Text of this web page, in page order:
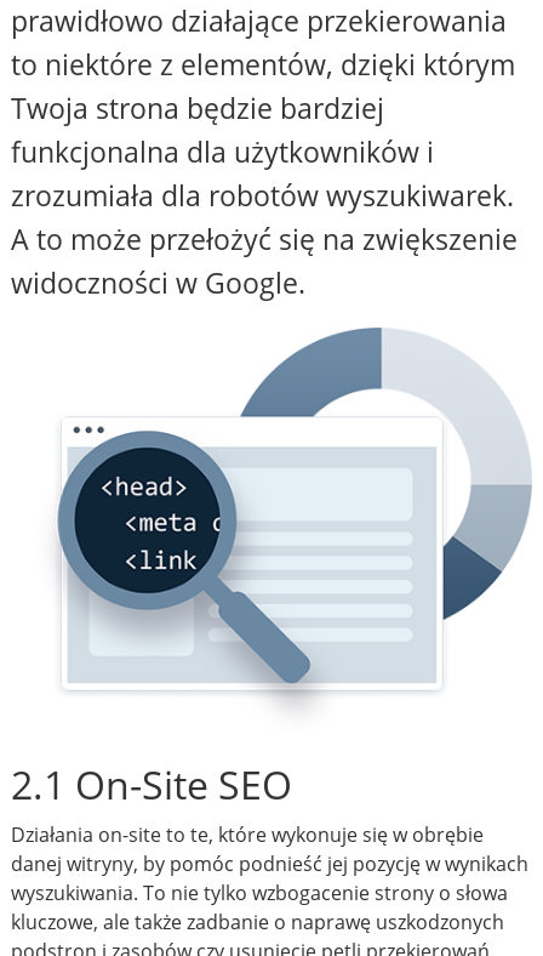
prawidłowo działające przekierowania
to niektóre z elementów, dzięki którym
Twoja strona będzie bardziej
funkcjonalna dla użytkowników i
zrozumiała dla robotów wyszukiwarek.
A to może przełożyć się na zwiększenie
widoczności w Google.
2.1 On-Site SEO
Działania on-site to te, które wykonuje się w obrębie
danej witryny, by pomóc podnieść jej pozycję w wynikach
wyszukiwania. To nie tylko wzbogacenie strony o słowa
kluczowe, ale także zadbanie o naprawę uszkodzonych
podstron i zasobów czy usunięcie pętli przekierowań.